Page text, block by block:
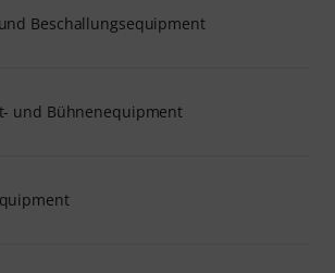
Beschallungsequipment
und Bühnenequipment